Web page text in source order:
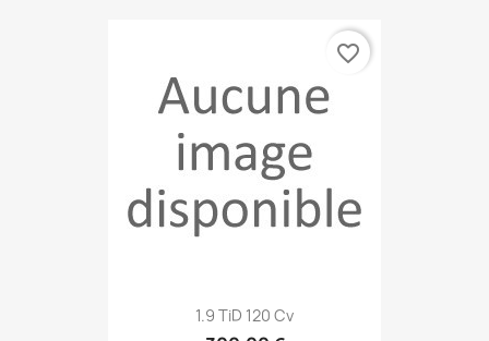
1.9 TiD 120 Cv
favorite_border